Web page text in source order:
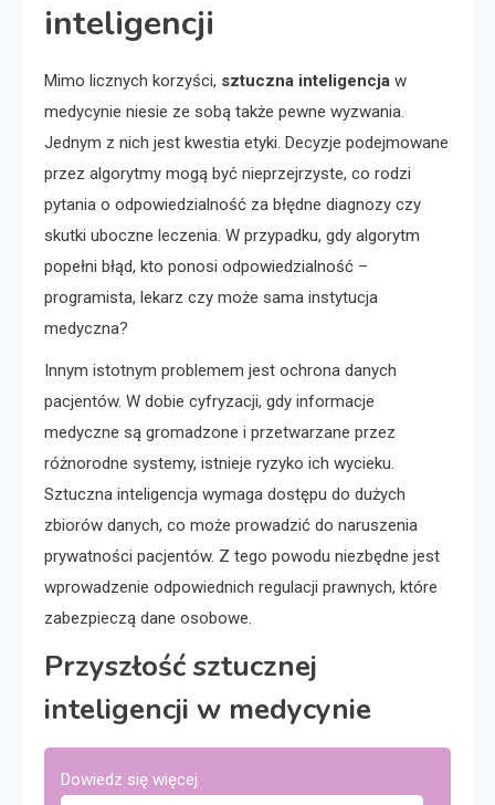
inteligencji
Mimo licznych korzyści, sztuczna inteligencja w
medycynie niesie ze sobą także pewne wyzwania.
Jednym z nich jest kwestia etyki. Decyzje podejmowane
przez algorytmy mogą być nieprzejrzyste, co rodzi
pytania o odpowiedzialność za błędne diagnozy czy
skutki uboczne leczenia. W przypadku, gdy algorytm
popełni błąd, kto ponosi odpowiedzialność –
programista, lekarz czy może sama instytucja
medyczna?
Innym istotnym problemem jest ochrona danych
pacjentów. W dobie cyfryzacji, gdy informacje
medyczne są gromadzone i przetwarzane przez
różnorodne systemy, istnieje ryzyko ich wycieku.
Sztuczna inteligencja wymaga dostępu do dużych
zbiorów danych, co może prowadzić do naruszenia
prywatności pacjentów. Z tego powodu niezbędne jest
wprowadzenie odpowiednich regulacji prawnych, które
zabezpieczą dane osobowe.
Przyszłość sztucznej
inteligencji w medycynie
Dowiedz się więcej